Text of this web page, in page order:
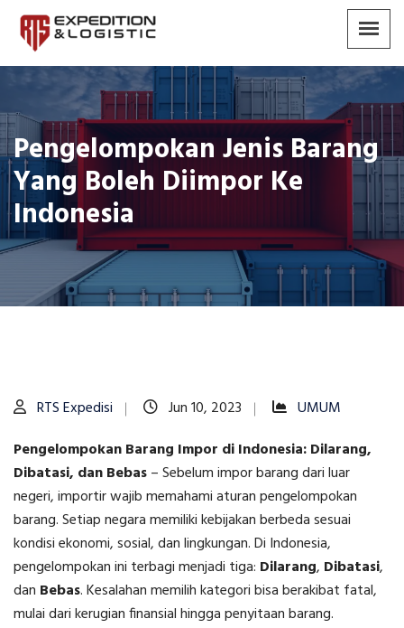
Pengelompokan Jenis Barang
Yang Boleh Diimpor Ke
Indonesia
RTS Expedisi Jun 10, 2023
UMUM
Pengelompokan Barang Impor di Indonesia: Dilarang,
Dibatasi, dan Bebas– Sebelum impor barang dari luar
negeri, importir wajib memahami aturan pengelompokan
barang. Setiap negara memiliki kebijakan berbeda sesuai
kondisi ekonomi, sosial, dan lingkungan. Di Indonesia,
pengelompokan ini terbagi menjadi tiga: Dilarang, Dibatasi,
dan Bebas. Kesalahan memilih kategori bisa berakibat fatal,
mulai dari kerugian finansial hingga penyitaan barang.